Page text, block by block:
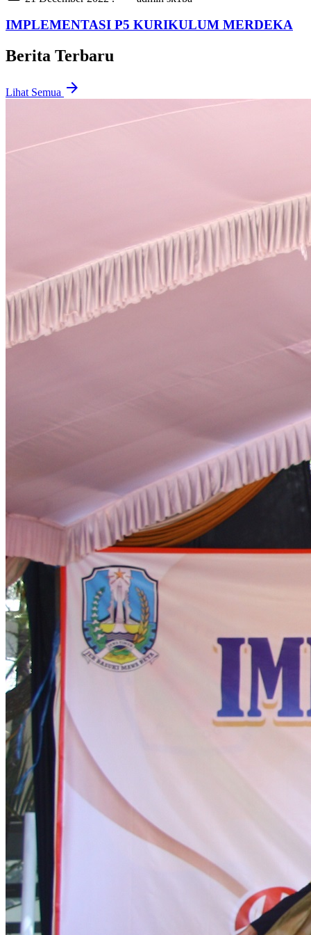
IMPLEMENTASI P5 KURIKULUM MERDEKA
Berita Terbaru
Lihat Semua arrow_forward